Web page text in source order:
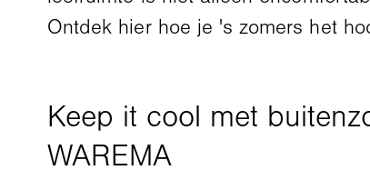
Ontdek hier hoe je 's zomers het